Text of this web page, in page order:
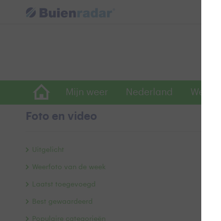
Mijn weer Nederland
Foto en video
Uitgelicht
Weerfoto van de week
Laatst toegevoegd
Best gewaardeerd
Populaire categorieën